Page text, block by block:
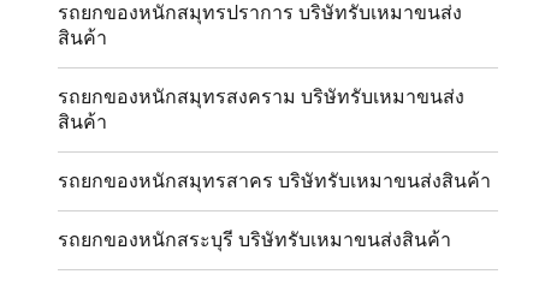
รถยกของหนักสมุทรปราการ บริษัทรับเหมาขนส่ง
สินค้า
รถยกของหนักสมุทรสงคราม บริษัทรับเหมาขนส่ง
สินค้า
รถยกของหนักสมุทรสาคร บริษัทรับเหมาขนส่งสินค้า
รถยกของหนักสระบุรี บริษัทรับเหมาขนส่งสินค้า